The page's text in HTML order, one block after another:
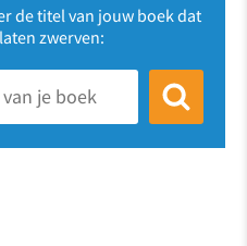
de titel van jouw boek dat
zwerven: